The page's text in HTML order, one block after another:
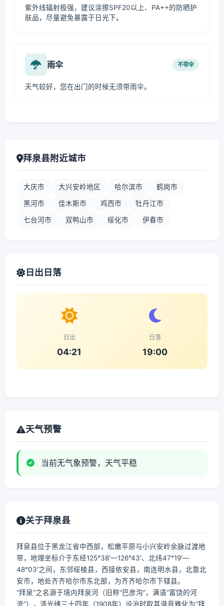
紫外线辐射极强，建议涂擦SPF20以上、PA++的防晒护
肤品，尽量避免暴露于日光下。
雨伞 不带伞
天气较好，您在出门的时候无须带雨伞。
拜泉县附近城市
大庆市 大兴安岭地区 哈尔滨市 鹤岗市
黑河市 佳木斯市 鸡西市 牡丹江市
七台河市 双鸭山市 绥化市 伊春市
日出日落
日出
04:21
日落
19:00
天气预警
当前无气象预警，天气平稳
关于拜泉县
拜泉县位于黑龙江省中西部，松嫩平原与小兴安岭余脉过渡地
带，地理坐标介于东经125°38′—126°43′、北纬47°19′—
48°03′之间，东邻绥棱县，西接依安县，南连明水县，北靠北
安市，地处齐齐哈尔市东北部，为齐齐哈尔市下辖县。
“拜泉”之名源于境内拜泉河（旧称“巴彦沟”，满语“富饶的河
流”），清光绪三十四年（1908年）设治时取其谐音雅化为“拜